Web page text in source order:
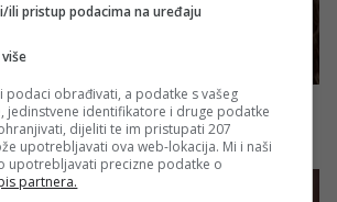
ili pristup podacima na uređaju
podaci obrađivati, a podatke s vašeg
jedinstvene identifikatore i druge podatke
dijeliti te im pristupati 207
upotrebljavati ova web-lokacija. Mi i naši
upotrebljavati precizne podatke o
partnera.